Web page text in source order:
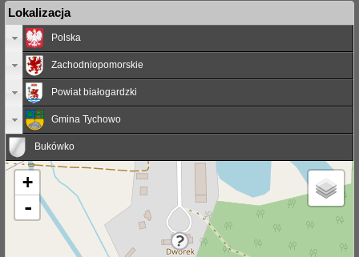
Lokalizacja
Polska
Zachodniopomorskie
Powiat białogardzki
Gmina Tychowo
Bukówko
+
-